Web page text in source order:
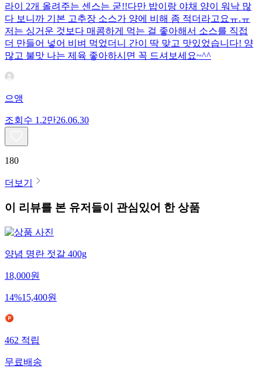
라이 2개 올려주는 센스는 굳!! ​다만 밥이랑 야채 양이 워낙 많
다 보니까 기본 고추장 소스가 양에 비해 좀 적더라고요ㅠ.ㅠ
저는 싱거운 것보다 매콤하게 먹는 걸 좋아해서 소스를 직접
더 만들어 넣어 비벼 먹었더니 간이 딱 맞고 맛있었습니다! 양
많고 불맛 나는 제육 좋아하시면 꼭 드셔보세요~^^
으앵
조회수 1.2만26.06.30
180
더보기
이 리뷰를 본 유저들이 관심있어 한 상품
양념 명란 젓갈 400g
18,000원
14%15,400원
462 적립
무료배송